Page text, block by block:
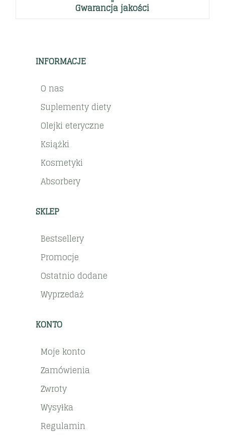
Gwarancja jakości
INFORMACJE
O nas
Suplementy diety
Olejki eteryczne
Książki
Kosmetyki
Absorbery
SKLEP
Bestsellery
Promocje
Ostatnio dodane
Wyprzedaż
KONTO
Moje konto
Zamówienia
Zwroty
Wysyłka
Regulamin